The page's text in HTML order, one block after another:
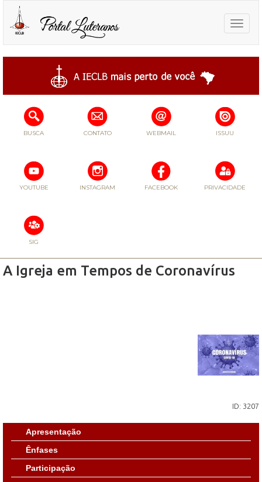
Toggle
BUSCA CONTATO WEBMAIL ISSUU
YOUTUBE INSTAGRAM FACEBOOK PRIVACIDADE
SIG
A Igreja em Tempos de Coronavírus
ID: 3207
Apresentação
Ênfases
Participação